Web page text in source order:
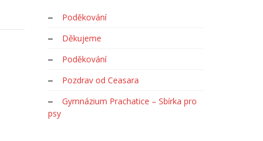
Poděkování
Děkujeme
Poděkování
Pozdrav od Ceasara
Gymnázium Prachatice – Sbírka pro
psy